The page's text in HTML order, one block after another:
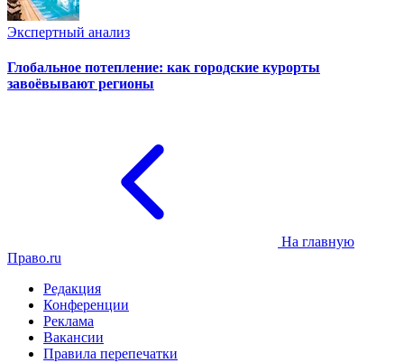
Экспертный анализ
Глобальное потепление: как городские курорты
завоёвывают регионы
На главную
Право.ru
Редакция
Конференции
Реклама
Вакансии
Правила перепечатки